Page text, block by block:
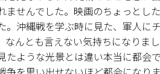
ませんでした。映画のちょっとし
。沖縄戦を学ぶ時に見た、軍人に
なんとも言えない気持ちになりま
たような光景とは違い本当に都会